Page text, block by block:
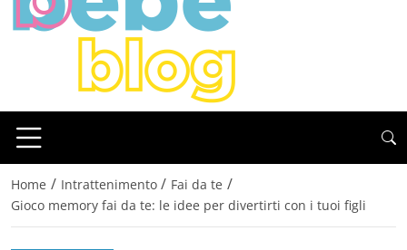
Home / Intrattenimento / Fai da te /
Gioco memory fai da te: le idee per divertirti con i tuoi figli